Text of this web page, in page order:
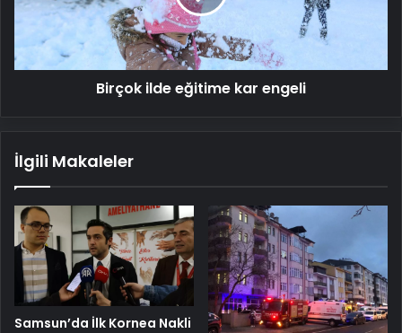
Birçok ilde eğitime kar engeli
İlgili Makaleler
Samsun’da İlk Kornea Nakli